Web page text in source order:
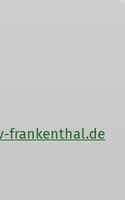
frankenthal.de